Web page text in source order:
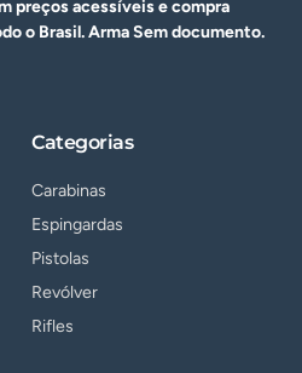
preços acessíveis e compra
o Brasil. ArmaSem documento.
Categorias
Carabinas
Espingardas
Pistolas
Revólver
Rifles